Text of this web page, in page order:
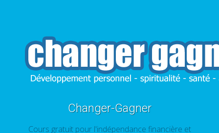
Changer-Gagner
Cours gratuit pour l'indépendance financière et